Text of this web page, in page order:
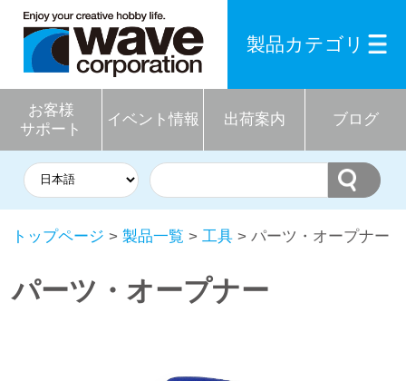
お客様
サポート
イベント情報 出荷案内 ブログ
製品カテゴリ
トップページ > 製品一覧 > 工具 > パーツ・オープナー
パーツ・オープナー